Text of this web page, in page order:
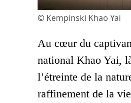
© Kempinski Khao Yai
Au cœur du
national Khao Yai,
l’étreinte de la
raffinement de la